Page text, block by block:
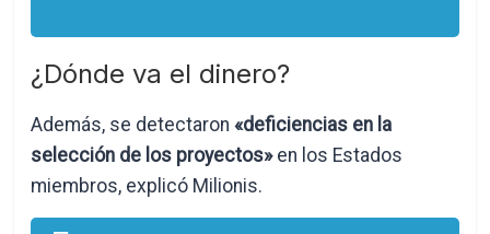
¿Dónde va el dinero?
Además, se detectaron«deficiencias en la
selección de los proyectos»en los Estados
miembros, explicó Milionis.